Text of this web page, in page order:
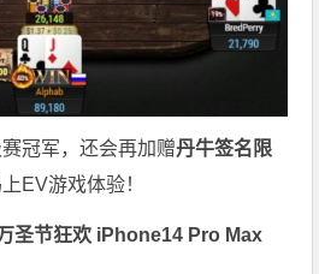
冠军，还会再加赠丹牛签名限
EV游戏体验！
圣节狂欢 iPhone14 Pro Max